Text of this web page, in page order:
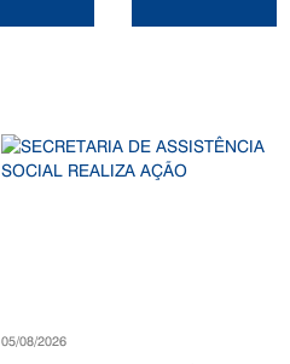
05/08/2026